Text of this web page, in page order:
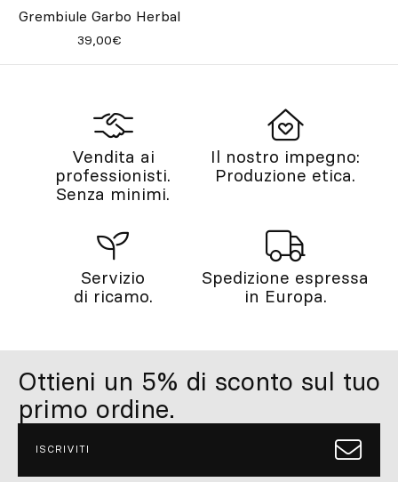
Grembiule Garbo Herbal
39,00€
Vendita ai
professionisti.
Senza minimi.
Il nostro impegno:
Produzione etica.
Servizio
di ricamo.
Spedizione espressa
in Europa.
Ottieni un 5% di sconto sul tuo
primo ordine.
ISCRIVITI